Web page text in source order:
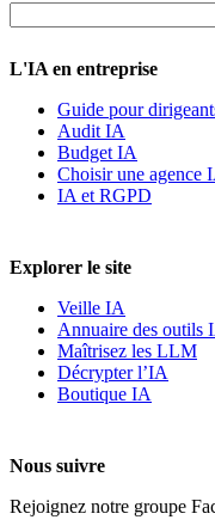
L'IA en entreprise
Guide pour
Audit IA
Budget IA
Choisir une agence
IA et RGPD
Explorer le site
Veille IA
Annuaire des outils
Maîtrisez les LLM
Décrypter l’IA
Boutique IA
Nous suivre
Rejoignez notre groupe